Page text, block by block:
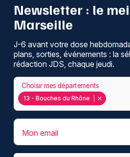
Newsletter : le
Marseille
J-6 avant votre dose
plans, sorties, événements : la
rédaction JDS, chaque jeudi.
13 - Bouches du Rhône
Choisir mes départements
Mon email